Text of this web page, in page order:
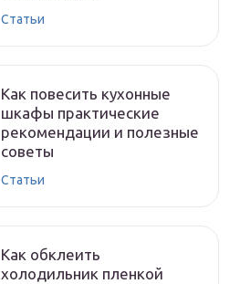
Статьи
Как повесить кухонные
шкафы практические
рекомендации и полезные
советы
Статьи
Как обклеить
холодильник пленкой